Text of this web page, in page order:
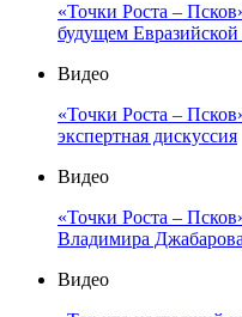
«Точки Роста –
будущем
Видео
«Точки Роста –
экспертная дискуссия
Видео
«Точки Роста –
Владимира Джабарова
Видео